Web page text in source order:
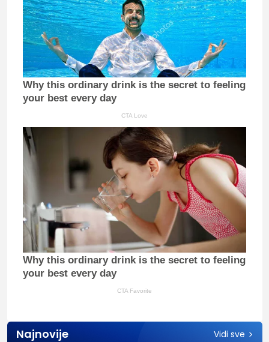
Why this ordinary drink is the secret to feeling
your best every day
CTA Love
Why this ordinary drink is the secret to feeling
your best every day
CTA Favorite
Najnovije Vidi sve